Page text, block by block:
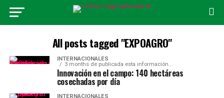
All posts tagged "EXPOAGRO"
INTERNACIONALES
3 months de publicada esta información...
Innovación en el campo: 140 hectáreas
cosechadas por día
INTERNACIONALES